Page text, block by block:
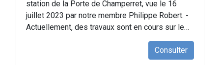
station de la Porte de Champerret, vue le 16
juillet 2023 par notre membre Philippe Robert. -
Actuellement, des travaux sont en cours sur le…
Consulter